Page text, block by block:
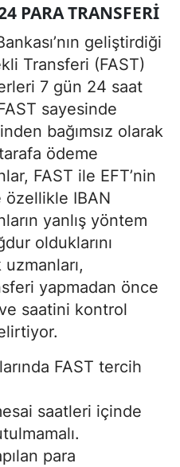
PARA TRANSFERI
geliştirdiği
Transferi (FAST)
7 gün 24 saat
sayesinde
bağımsız olarak
ödeme
FAST ile EFT’nin
özellikle IBAN
yanlış yöntem
olduklarını
yapmadan önce
saatini kontrol
FAST tercih
saatleri içinde
para